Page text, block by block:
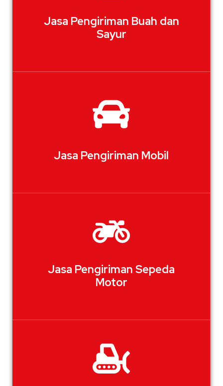
Jasa Pengiriman Buah dan
Sayur
Jasa Pengiriman Mobil
Jasa Pengiriman Sepeda
Motor